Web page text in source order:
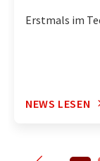
Erstmals im
NEWS LESEN